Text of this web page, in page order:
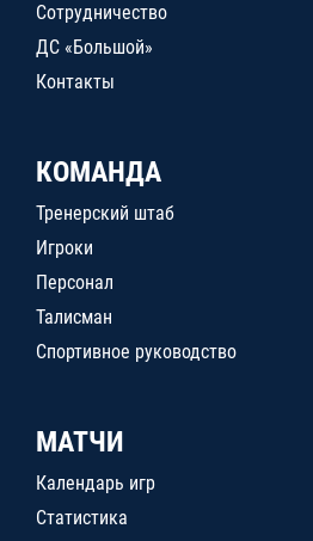
Сотрудничество
ДС «Большой»
Контакты
КОМАНДА
Тренерский штаб
Игроки
Персонал
Талисман
Спортивное руководство
МАТЧИ
Календарь игр
Статистика